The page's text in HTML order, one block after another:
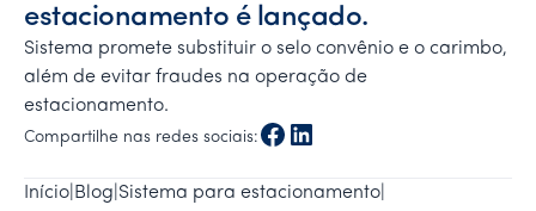
estacionamento é lançado.
Sistema promete substituir o selo convênio e o carimbo,
além de evitar fraudes na operação de
estacionamento.
Compartilhe nas redes sociais:
Início Blog Sistema para estacionamento